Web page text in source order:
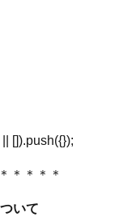
[]).push({});
＊＊＊＊
いて